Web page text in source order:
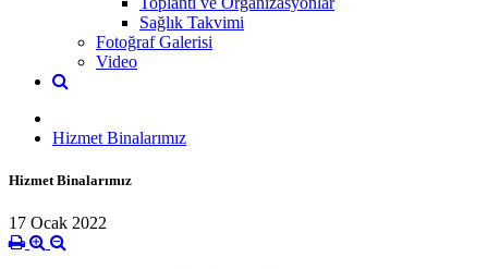
Sağlık Takvimi
Fotoğraf Galerisi
Video
Hizmet Binalarımız
Hizmet Binalarımız
17 Ocak 2022